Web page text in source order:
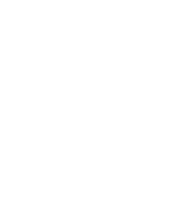
pour trouver des modèles
courtier améliore la
le risque d'arnaque ou de
VANVES :
ET